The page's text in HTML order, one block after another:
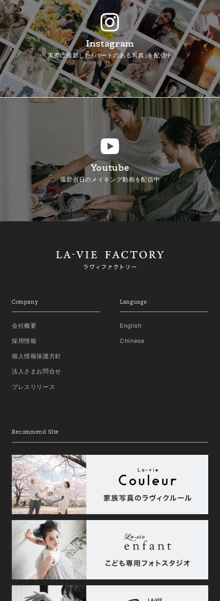
Instagram
実際に撮影した「ハートのある写真」を配信中
Youtube
撮影当日のメイキング動画を配信中
Company
会社概要
採用情報
個人情報保護方針
法人さまお問合せ
プレスリリース
Language
English
Chinese
Recommend Site